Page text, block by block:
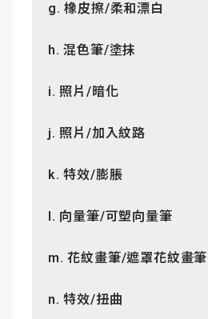
g.橡皮擦/柔和漂白
h.混色筆/塗抹
i. 照片/暗化
j. 照片/加入紋路
k.特效/膨脹
l. 向量筆/可塑向量筆
m.花紋畫筆/遮罩花紋畫筆
n.特效/扭曲